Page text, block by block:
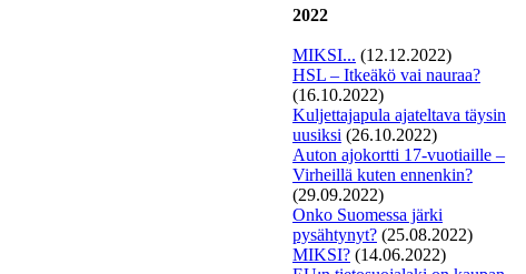
2022
MIKSI... (12.12.2022)
HSL – Itkeäkö vai nauraa?
(16.10.2022)
Kuljettajapula ajateltava täysin
uusiksi (26.10.2022)
Auton ajokortti 17-vuotiaille –
Virheillä kuten ennenkin?
(29.09.2022)
Onko Suomessa järki
pysähtynyt? (25.08.2022)
MIKSI? (14.06.2022)